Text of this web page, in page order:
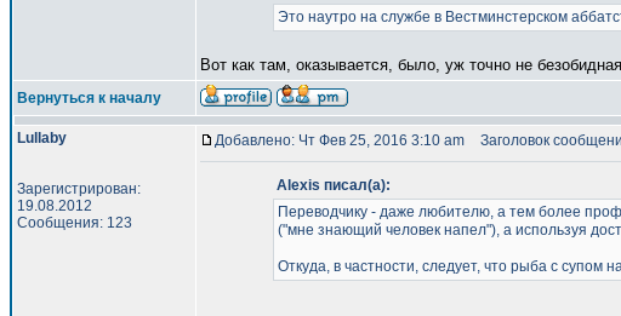
Это наутро на службе в Вестминстерском
Вот как там, оказывается, было, уж точно не
Вернуться к началу
Lullaby
Зарегистрирован:
19.08.2012
Сообщения: 123
Добавлено: Чт Фев 25, 2016 3:10 am Заголовок
Alexis писал(а):
Переводчику - даже любителю, а тем более
("мне знающий человек напел"), а используя
Откуда, в частности, следует, что рыба с супом